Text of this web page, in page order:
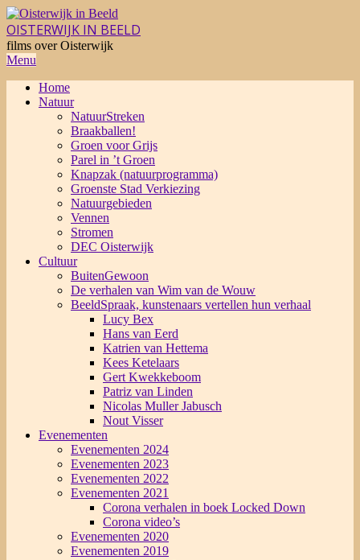
Skip
to
content
OISTERWIJK IN BEELD
films over Oisterwijk
Primary
Menu
Menu
Home
Natuur
NatuurStreken
Braakballen!
Groen voor Grijs
Parel in ’t Groen
Knapzak (natuurprogramma)
Groenste Stad Verkiezing
Natuurgebieden
Vennen
Stromen
DEC Oisterwijk
Cultuur
BuitenGewoon
De verhalen van Wim van de Wouw
BeeldSpraak, kunstenaars vertellen hun verhaal
Lucy Bex
Hans van Eerd
Katrien van Hettema
Kees Ketelaars
Gert Kwekkeboom
Patriz van Linden
Nicolas Muller Jabusch
Nout Visser
Evenementen
Evenementen 2024
Evenementen 2023
Evenementen 2022
Evenementen 2021
Corona verhalen in boek Locked Down
Corona video’s
Evenementen 2020
Evenementen 2019